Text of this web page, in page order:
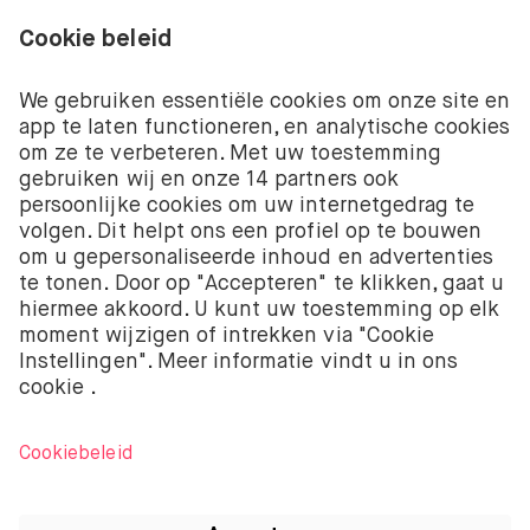
De beleggingsdiensten van BUX met betrekking tot
aandelen en ETF’s worden aangeboden door BUX B.V.
BUX B.V. is geregistreerd bij de Kamer van
Koophandel onder nummer 58403949. BUX B.V. staat
onder toezicht van de Autoriteit Financiële Markten
(AFM).
BUX B.V. verstrekt geen beleggingsadvies en
beleggers moeten hun eigen beleggingsbeslissingen
nemen of onafhankelijk advies inwinnen. Beleggen
kent risico’s. De waarde van beleggingen kan zowel